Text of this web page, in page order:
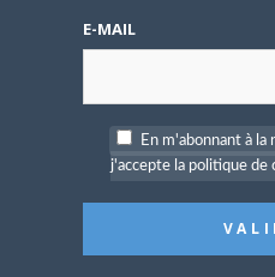
24 AVRIL 2023
Revivez la conférence
Maison de la Culture
E-MAIL
En m'abonnant à
j'accepte la politique